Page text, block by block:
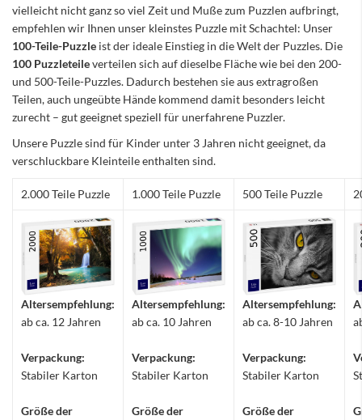
vielleicht nicht ganz so viel Zeit und Muße zum Puzzlen aufbringt,
empfehlen wir Ihnen unser kleinstes Puzzle mit Schachtel: Unser
100-Teile-Puzzle ist der ideale Einstieg in die Welt der Puzzles. Die
100 Puzzleteileverteilen sich auf dieselbe Fläche wie bei den 200-
und 500-Teile-Puzzles. Dadurch bestehen sie aus extragroßen
Teilen, auch ungeübte Hände kommend damit besonders leicht
zurecht – gut geeignet speziell für unerfahrene Puzzler.
Unsere Puzzle sind für Kinder unter 3 Jahren nicht geeignet, da
verschluckbare Kleinteile enthalten sind.
2.000 Teile Puzzle 1.000 Teile Puzzle 500 Teile Puzzle
Altersempfehlung:
ab ca. 12 Jahren
Verpackung:
Stabiler Karton
Größe der
Altersempfehlung:
ab ca. 10 Jahren
Verpackung:
Stabiler Karton
Größe der
Altersempfehlung:
ab ca. 8-10 Jahren
Verpackung:
Stabiler Karton
Größe der